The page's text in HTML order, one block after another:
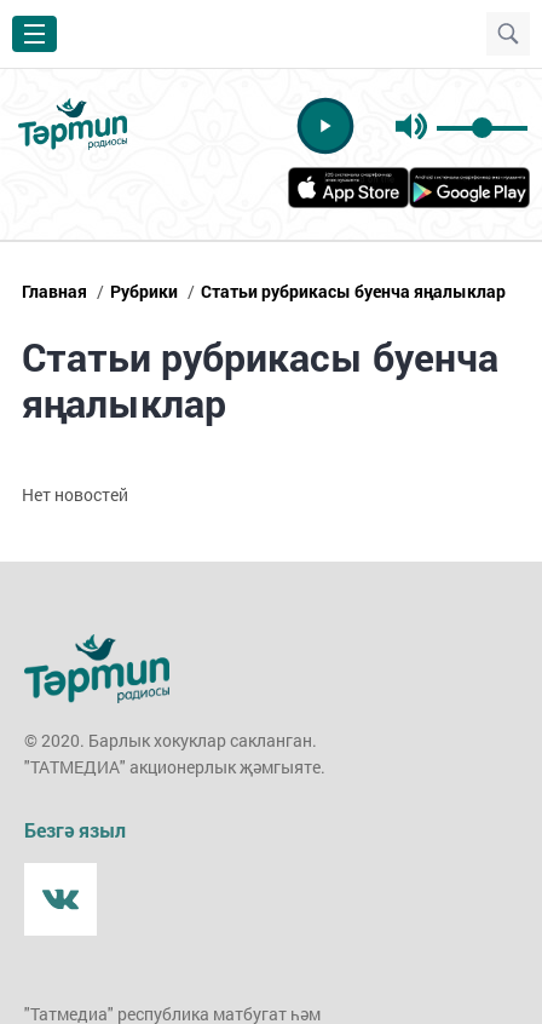
Главная / Рубрики / Статьи рубрикасы буенча яңалыклар
Статьи рубрикасы буенча
яңалыклар
Нет новостей
© 2020. Барлык хокуклар сакланган.
"ТАТМЕДИА" акционерлык җәмгыяте.
"Татмедиа" республика матбугат һәм
Безгә языл